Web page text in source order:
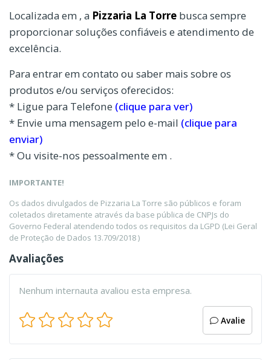
Localizada em , a Pizzaria La Torre busca sempre
proporcionar soluções confiáveis e atendimento de
excelência.
Para entrar em contato ou saber mais sobre os
produtos e/ou serviços oferecidos:
* Ligue para Telefone (clique para ver)
* Envie uma mensagem pelo e-mail (clique para
enviar)
* Ou visite-nos pessoalmente em .
IMPORTANTE!
Os dados divulgados de Pizzaria La Torre são públicos e foram
coletados diretamente através da base pública de CNPJs do
Governo Federal atendendo todos os requisitos da LGPD (Lei Geral
de Proteção de Dados 13.709/2018 )
Avaliações
Nenhum internauta avaliou esta empresa.
Avalie